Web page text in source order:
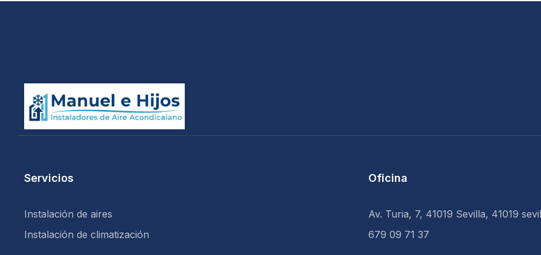
Servicios
Instalación de aires
Instalación de climatización
Oficina
Av. Turia, 7, 41019 Sevilla, 41019
679 09 71 37